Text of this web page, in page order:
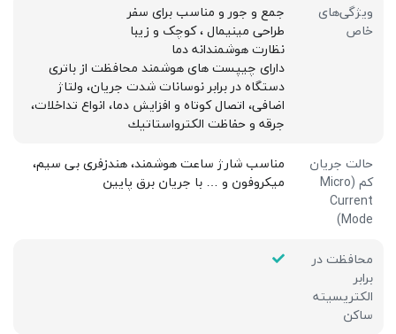
ویژگی‌های
خاص
جمع و جور و مناسب برای سفر
طراحی مینیمال ، کوچک و زیبا
نظارت هوشمندانه دما
دارای چیپست های هوشمند محافظت از باتری
دستگاه در برابر نوسانات شدت جریان، ولتاژ
اضافی، اتصال کوتاه و افزایش دما، انواع تداخلات،
جرقه و حفاظت الكترواستاتيك
حالت جریان
کم (Micro
Current
Mode)
مناسب شارژ ساعت هوشمند، هندزفری بی سیم،
میکروفون و … با جریان برق پایین
محافظت در
برابر
الکتریسیته
ساکن